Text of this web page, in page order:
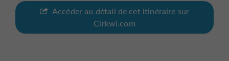
Accéder au détail de cet itinéraire sur
Cirkwi.com